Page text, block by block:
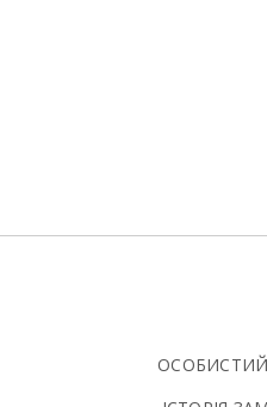
ОСОБИСТИЙ